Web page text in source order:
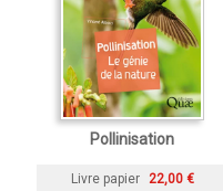
Pollinisation
Livre papier 22,00 €